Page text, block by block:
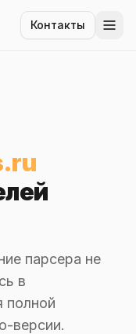
Контакты
парсера не
в
полной
версии.